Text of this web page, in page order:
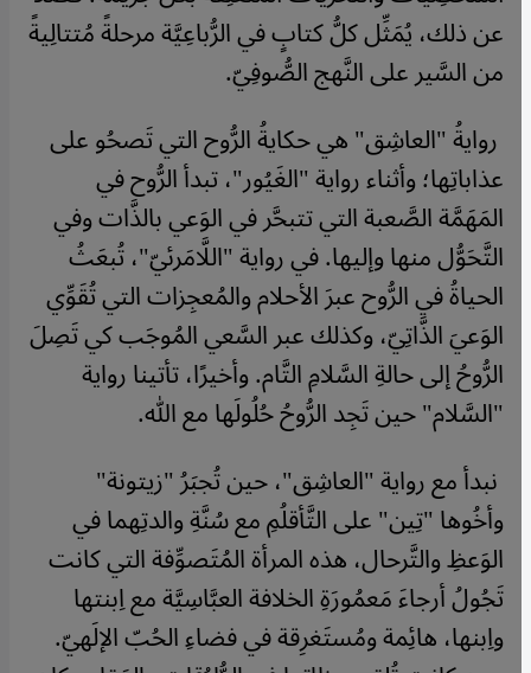
عن ذلك، يُمَثِّل كلُّ كتابٍ في الرُّباعِيَّة مرحلةً مُتتالِيةً
من السَّير على النَّهج الصُّوفِيّ.
روايةُ "العاشِق" هي حكايةُ الرُّوح التي تَصحُو على
عذاباتِها؛ وأثناء رواية "الغَيُور"، تبدأ الرُّوح في
المَهَمَّة الصَّعبة التي تتبحَّر في الوَعي بالذَّات وفي
التَّحَوُّل منها وإليها. في رواية "اللَّامَرئيّ"، تُبعَثُ
الحياةُ في الرُّوح عبرَ الأحلام والمُعجِزات التي تُقَوِّي
الوَعيَ الذَّاتِيّ، وكذلك عبر السَّعي المُوجَب كي تَصِلَ
الرُّوحُ إلى حالةِ السَّلامِ التَّام. وأخيرًا، تأتينا رواية
"السَّلام" حين تَجِد الرُّوحُ حُلُولَها مع الله.
نبدأ مع رواية "العاشِق"، حين تُجبَرُ "زيتونة"
وأخُوها "تِين" على التَّأقلُمِ مع سُنَّةِ والدتِهما في
الوَعظِ والتَّرحال، هذه المرأة المُتَصوِّفة التي كانت
تَجُولُ أرجاءَ مَعمُورَةِ الخلافة العبَّاسِيَّة مع اِبنتها
واِبنها، هائِمة ومُستَغرِقة في فضاءِ الحُبّ الإلَهيّ.